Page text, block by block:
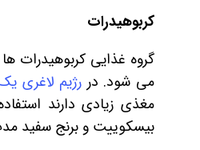
کربوهیدرات
گروه غذایی کربوهیدرات
می شود. در رژیم لاغری
مغذی زیادی دارند
بیسکوییت و برنج سفید